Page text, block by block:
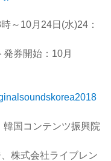
～10月24日(水)24：
券開始：10月
国コンテンツ振興院
株式会社ライブレン